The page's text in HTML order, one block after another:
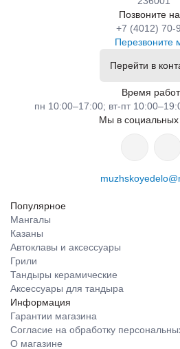
Позвоните
+7 (4012) 70-
Перезвоните
Перейти в
Время
пн 10:00–17:00; вт-пт
Мы в социальных
Популярное
Мангалы
Казаны
Автоклавы и аксессуары
Грили
Тандыры керамические
Аксессуары для тандыра
Информация
Гарантии магазина
Согласие на обработку
О магазине